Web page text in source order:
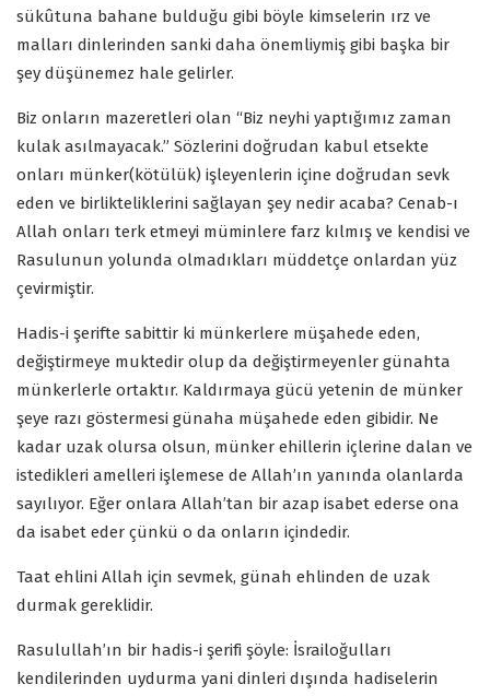
sükûtuna bahane bulduğu gibi böyle kimselerin ırz ve
malları dinlerinden sanki daha önemliymiş gibi başka bir
şey düşünemez hale gelirler.
Biz onların mazeretleri olan “Biz neyhi yaptığımız zaman
kulak asılmayacak.” Sözlerini doğrudan kabul etsekte
onları münker(kötülük) işleyenlerin içine doğrudan sevk
eden ve birlikteliklerini sağlayan şey nedir acaba? Cenab-ı
Allah onları terk etmeyi müminlere farz kılmış ve kendisi ve
Rasulunun yolunda olmadıkları müddetçe onlardan yüz
çevirmiştir.
Hadis-i şerifte sabittir ki münkerlere müşahede eden,
değiştirmeye muktedir olup da değiştirmeyenler günahta
münkerlerle ortaktır. Kaldırmaya gücü yetenin de münker
şeye razı göstermesi günaha müşahede eden gibidir. Ne
kadar uzak olursa olsun, münker ehillerin içlerine dalan ve
istedikleri amelleri işlemese de Allah’ın yanında olanlarda
sayılıyor. Eğer onlara Allah’tan bir azap isabet ederse ona
da isabet eder çünkü o da onların içindedir.
Taat ehlini Allah için sevmek, günah ehlinden de uzak
durmak gereklidir.
Rasulullah’ın bir hadis-i şerifi şöyle: İsrailoğulları
kendilerinden uydurma yani dinleri dışında hadiselerin